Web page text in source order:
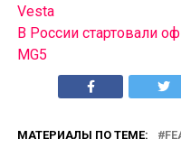
Vesta
В России cтартовали
MG5
МАТЕРИАЛЫ ПО ТЕМЕ: